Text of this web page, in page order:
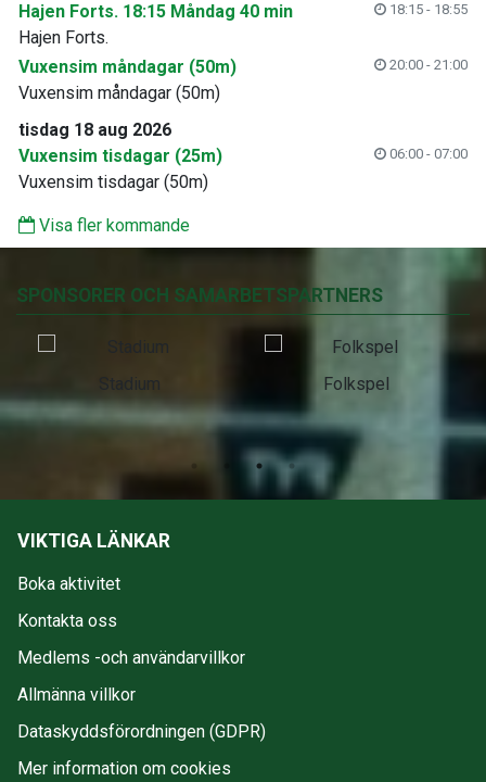
Hajen Forts. 18:15 Måndag 40 min
18:15 - 18:55
Hajen Forts.
Vuxensim måndagar (50m)
20:00 - 21:00
Vuxensim måndagar (50m)
tisdag 18 aug 2026
Vuxensim tisdagar (25m)
06:00 - 07:00
Vuxensim tisdagar (50m)
Visa fler kommande
SPONSORER OCH SAMARBETSPARTNERS
Stadium Folkspel
VIKTIGA LÄNKAR
Boka aktivitet
Kontakta oss
Medlems -och användarvillkor
Allmänna villkor
Dataskyddsförordningen (GDPR)
Mer information om cookies